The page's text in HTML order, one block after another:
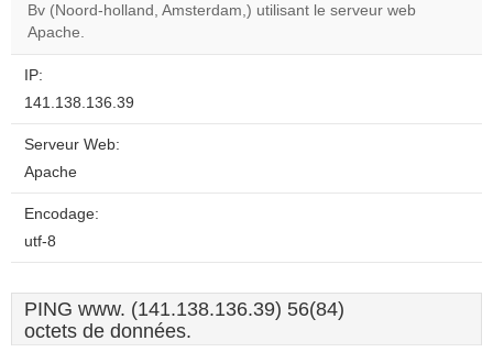
own this
Bv (Noord-holland, Amsterdam,) utilisant le serveur web
Apache.
IP:
141.138.136.39
Serveur Web:
Apache
Encodage:
utf-8
PING www. (141.138.136.39) 56(84)
octets de données.